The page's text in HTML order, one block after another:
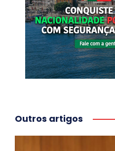
Outros artigos